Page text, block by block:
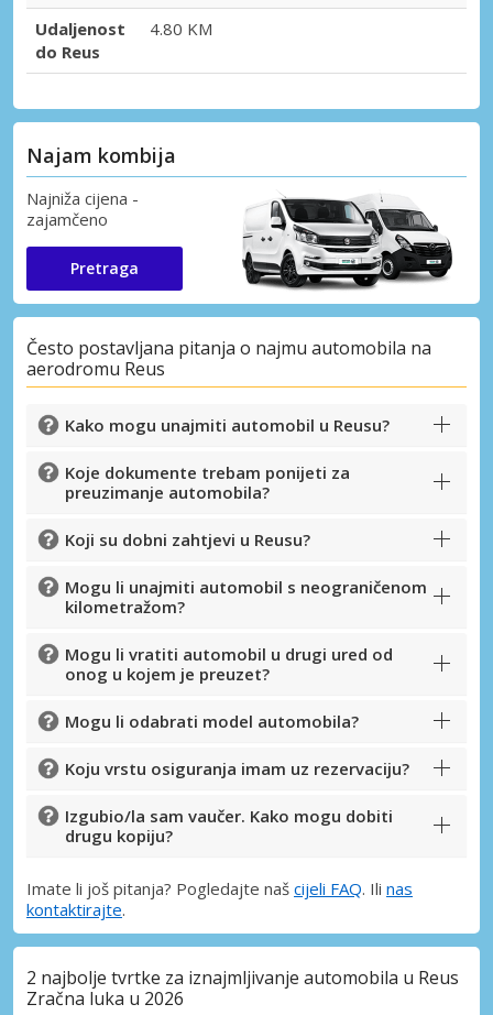
Udaljenost
do Reus
4.80 KM
Najam kombija
Najniža cijena -
zajamčeno
Pretraga
Često postavljana pitanja o najmu automobila na
aerodromu Reus
Kako mogu unajmiti automobil u Reusu?
Koje dokumente trebam ponijeti za
preuzimanje automobila?
Koji su dobni zahtjevi u Reusu?
Mogu li unajmiti automobil s neograničenom
kilometražom?
Mogu li vratiti automobil u drugi ured od
onog u kojem je preuzet?
Mogu li odabrati model automobila?
Koju vrstu osiguranja imam uz rezervaciju?
Izgubio/la sam vaučer. Kako mogu dobiti
drugu kopiju?
Imate li još pitanja? Pogledajte naš cijeli FAQ. Ili nas
kontaktirajte.
2 najbolje tvrtke za iznajmljivanje automobila u Reus
Zračna luka u 2026